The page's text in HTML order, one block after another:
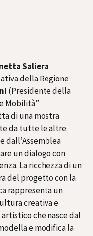
Saliera
della Regione
(Presidente della
Mobilità”
di una mostra
da tutte le altre
dall’Assemblea
un dialogo con
La ricchezza di un
del progetto con la
rappresenta un
creativa e
che nasce dal
e modifica la